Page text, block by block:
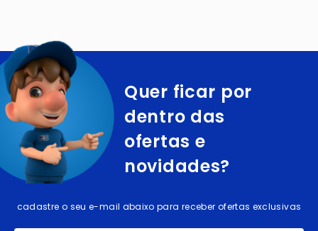
Quer ficar por
dentro das
ofertas e
novidades?
cadastre o seu e-mail abaixo para receber ofertas exclusivas